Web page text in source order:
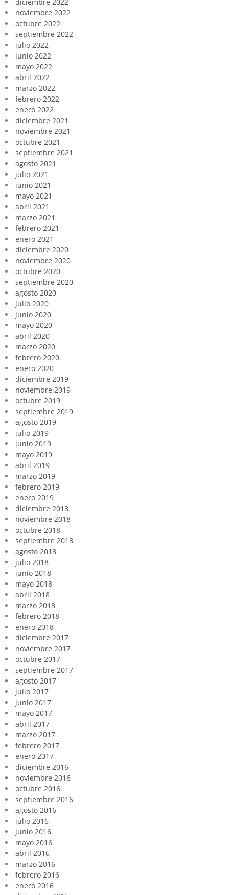
diciembre 2022
noviembre 2022
octubre 2022
septiembre 2022
julio 2022
junio 2022
mayo 2022
abril 2022
marzo 2022
febrero 2022
enero 2022
diciembre 2021
noviembre 2021
octubre 2021
septiembre 2021
agosto 2021
julio 2021
junio 2021
mayo 2021
abril 2021
marzo 2021
febrero 2021
enero 2021
diciembre 2020
noviembre 2020
octubre 2020
septiembre 2020
agosto 2020
julio 2020
junio 2020
mayo 2020
abril 2020
marzo 2020
febrero 2020
enero 2020
diciembre 2019
noviembre 2019
octubre 2019
septiembre 2019
agosto 2019
julio 2019
junio 2019
mayo 2019
abril 2019
marzo 2019
febrero 2019
enero 2019
diciembre 2018
noviembre 2018
octubre 2018
septiembre 2018
agosto 2018
julio 2018
junio 2018
mayo 2018
abril 2018
marzo 2018
febrero 2018
enero 2018
diciembre 2017
noviembre 2017
octubre 2017
septiembre 2017
agosto 2017
julio 2017
junio 2017
mayo 2017
abril 2017
marzo 2017
febrero 2017
enero 2017
diciembre 2016
noviembre 2016
octubre 2016
septiembre 2016
agosto 2016
julio 2016
junio 2016
mayo 2016
abril 2016
marzo 2016
febrero 2016
enero 2016